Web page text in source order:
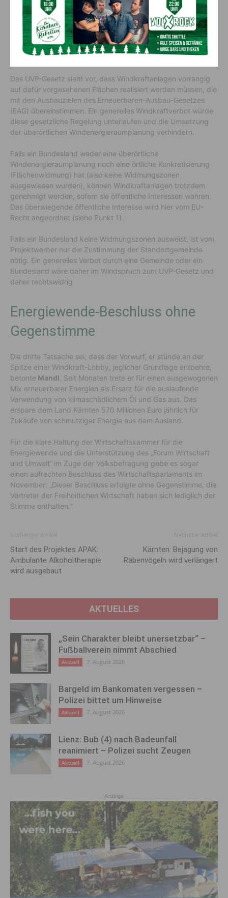
wäre mit dem Gleichheitsgrundsatz unvereinbar und daher
verfassungswidrig.
3. Verstoß gegen das UVP- Gesetz –
nationales Recht
Das UVP-Gesetz sieht vor, dass Windkraftanlagen vorrangig
auf dafür vorgesehenen Flächen realisiert werden müssen, die
mit den Ausbauzielen des Erneuerbaren-Ausbau-Gesetzes
(EAG) übereinstimmen. Ein generelles Windkraftverbot würde
diese gesetzliche Regelung unterlaufen und die Umsetzung
der überörtlichen Windenergieraumplanung verhindern.
Falls ein Bundesland weder eine überörtliche
Windenergieraumplanung noch eine örtliche Konkretisierung
(Flächenwidmung) hat (also keine Widmungszonen
ausgewiesen wurden), können Windkraftanlagen trotzdem
genehmigt werden, sofern sie öffentliche Interessen wahren.
Das überwiegende öffentliche Interesse wird hier vom EU-
Recht angeordnet (siehe Punkt 1).
Falls ein Bundesland keine Widmungszonen ausweist, ist vom
Projektwerber nur die Zustimmung der Standortgemeinde
nötig. Ein generelles Verbot durch eine Gemeinde oder ein
Bundesland wäre daher im Windspruch zum UVP-Gesetz und
daher rechtswidrig
Energiewende-Beschluss ohne
Gegenstimme
Die dritte Tatsache sei, dass der Vorwurf, er stünde an der
Spitze einer Windkraft-Lobby, jeglicher Grundlage entbehre,
betonte Mandl . Seit Monaten trete er für einen ausgewogenen
Mix erneuerbarer Energien als Ersatz für die auslaufende
Verwendung von klimaschädlichem Öl und Gas aus. Das
erspare dem Land Kärnten 570 Millionen Euro jährlich für
Zukäufe von schmutziger Energie aus dem Ausland.
Für die klare Haltung der Wirtschaftskammer für die
Energiewende und die Unterstützung des „Forum Wirtschaft
und Umwelt“ im Zuge der Volksbefragung gebe es sogar
einen aufrechten Beschluss des Wirtschaftsparlaments im
November: „Dieser Beschluss erfolgte ohne Gegenstimme, die
Vertreter der Freiheitlichen Wirtschaft haben sich lediglich der
Stimme enthalten.“
Start des Projektes APAK:
Ambulante Alkoholtherapie
wird ausgebaut
Kärnten: Bejagung von
Rabenvögeln wird verlängert
AKTUELLES
„Sein Charakter bleibt unersetzbar“ –
Fußballverein nimmt Abschied
Aktuell 7. August 2026
Bargeld im Bankomaten vergessen –
Polizei bittet um Hinweise
Aktuell 7. August 2026
Lienz: Bub (4) nach Badeunfall
reanimiert – Polizei sucht Zeugen
Aktuell 7. August 2026
Anzeige